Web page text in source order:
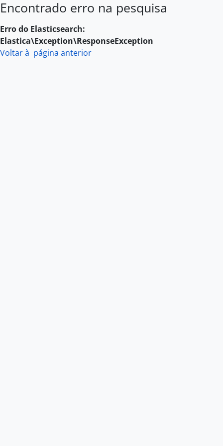
Skip to main content
Encontrado erro na pesquisa
Erro do Elasticsearch:
Elastica\Exception\ResponseException
Voltar à página anterior